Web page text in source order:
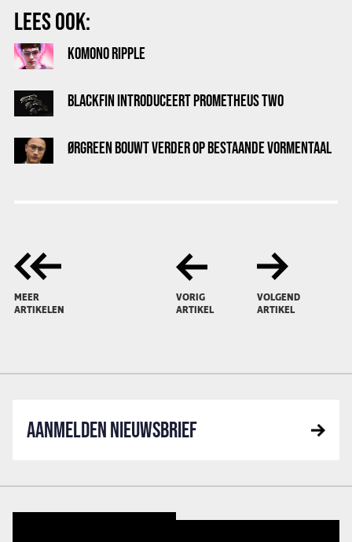
LEES OOK:
KOMONO RIPPLE
BLACKFIN INTRODUCEERT PROMETHEUS TWO
ØRGREEN BOUWT VERDER OP BESTAANDE VORMENTAAL
MEER
ARTIKELEN
VORIG
ARTIKEL
VOLGEND
ARTIKEL
AANMELDEN NIEUWSBRIEF